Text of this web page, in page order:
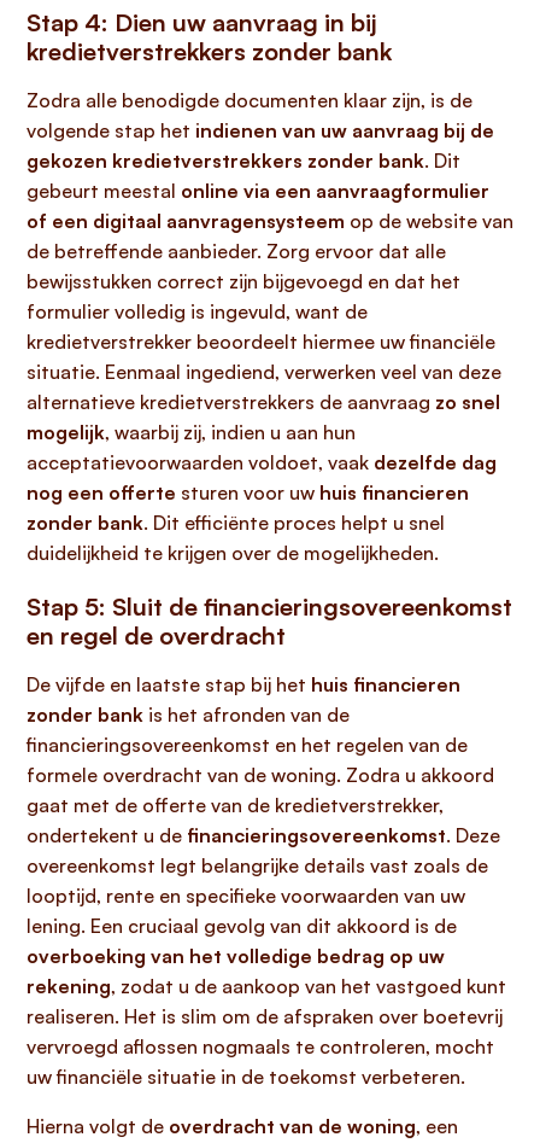
Stap 4: Dien uw aanvraag in bij
kredietverstrekkers zonder bank
Zodra alle benodigde documenten klaar zijn, is de
volgende stap het indienen van uw aanvraag bij de
gekozen kredietverstrekkers zonder bank. Dit
gebeurt meestal online via een aanvraagformulier
of een digitaal aanvragensysteem op de website van
de betreffende aanbieder. Zorg ervoor dat alle
bewijsstukken correct zijn bijgevoegd en dat het
formulier volledig is ingevuld, want de
kredietverstrekker beoordeelt hiermee uw financiële
situatie. Eenmaal ingediend, verwerken veel van deze
alternatieve kredietverstrekkers de aanvraag zo snel
mogelijk, waarbij zij, indien u aan hun
acceptatievoorwaarden voldoet, vaak dezelfde dag
nog een offerte sturen voor uw huis financieren
zonder bank. Dit efficiënte proces helpt u snel
duidelijkheid te krijgen over de mogelijkheden.
Stap 5: Sluit de financieringsovereenkomst
en regel de overdracht
De vijfde en laatste stap bij het huis financieren
zonder bank is het afronden van de
financieringsovereenkomst en het regelen van de
formele overdracht van de woning. Zodra u akkoord
gaat met de offerte van de kredietverstrekker,
ondertekent u de financieringsovereenkomst. Deze
overeenkomst legt belangrijke details vast zoals de
looptijd, rente en specifieke voorwaarden van uw
lening. Een cruciaal gevolg van dit akkoord is de
overboeking van het volledige bedrag op uw
rekening, zodat u de aankoop van het vastgoed kunt
realiseren. Het is slim om de afspraken over boetevrij
vervroegd aflossen nogmaals te controleren, mocht
uw financiële situatie in de toekomst verbeteren.
Hierna volgt de overdracht van de woning, een